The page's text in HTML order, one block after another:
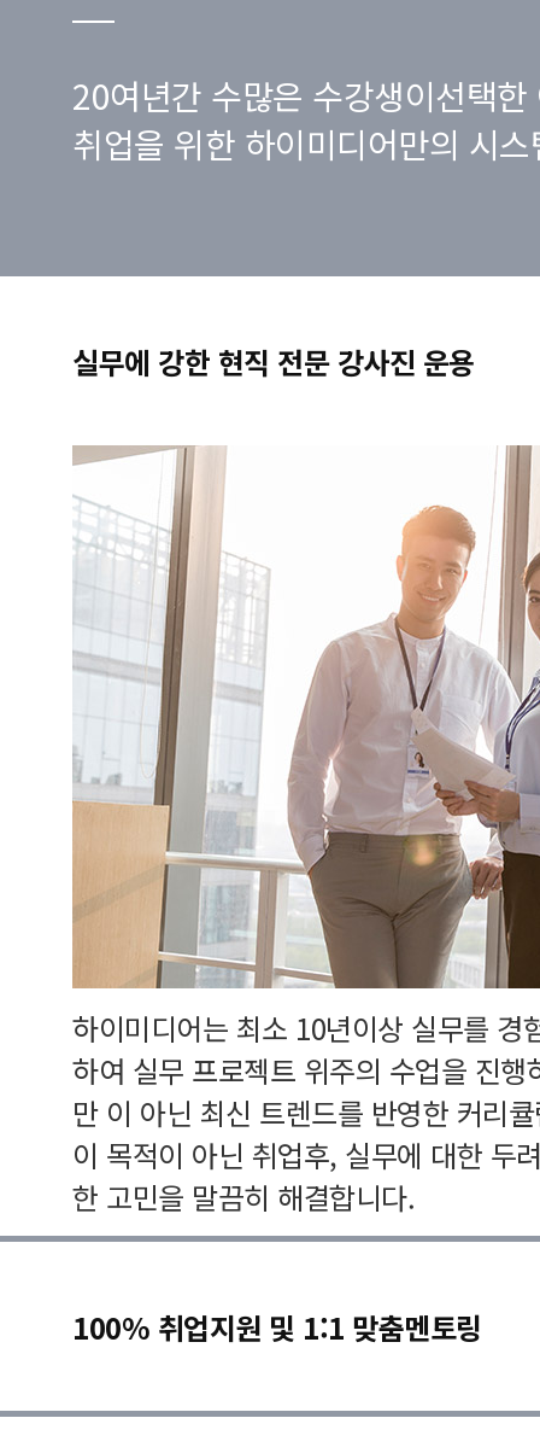
20여년간 수많은 수강생이선택한
취업을 위한 하이미디어만의 시
실무에 강한 현직 전문 강사진 운용
하이미디어는 최소 10년이상 실무를 경
하여 실무 프로젝트 위주의 수업을 진
만 이 아닌 최신 트렌드를 반영한 커리
이 목적이 아닌 취업후, 실무에 대한 두
한 고민을 말끔히 해결합니다.
100% 취업지원 및 1:1 맞춤멘토링